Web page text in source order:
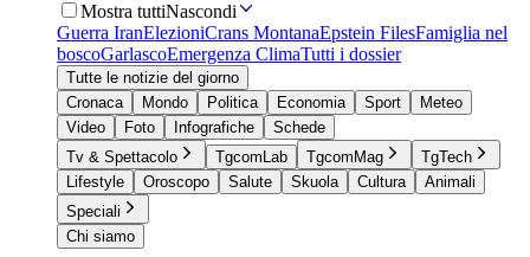
Mostra tuttiNascondi
Guerra IranElezioniCrans MontanaEpstein FilesFamiglia nel
boscoGarlascoEmergenza ClimaTutti i dossier
Tutte le notizie del giorno
Cronaca
Mondo Politica Economia Sport
Meteo
Video
Foto Infografiche
Schede
Tv & Spettacolo
TgcomLab TgcomMag
TgTech
Lifestyle
Oroscopo Salute Skuola Cultura
Animali
Speciali
Chi siamo